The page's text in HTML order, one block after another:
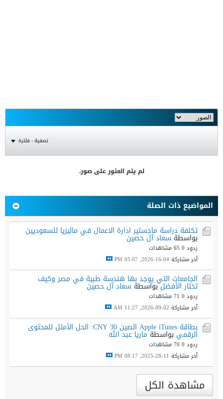
تصفية - فلترة
لم يتم العثور على صور.
المواضيع ذات الصلة
تكلفة دراسة ماجستير ادارة الاعمال في ماليزيا للسعوديين
بواسطةسعاد آل حصين
ردود 0
65 مشاهدات
آخر مشاركة04-16-2026, 05:07 PM
الجامعات التي يوجد بها هندسة طبية في مصر وكيف
تختار الأفضلبواسطة سعاد آل حصين
ردود 0
71 مشاهدات
آخر مشاركة 02-09-2026, 11:27 AM
بطاقة Apple iTunes الصين 30 CNY: الحل الأمثل للمحتوى
الرقمي بواسطةماريا عبد الله
ردود 0
70 مشاهدات
آخر مشاركة 11-28-2025, 08:17 PM
مشاهدة الكل